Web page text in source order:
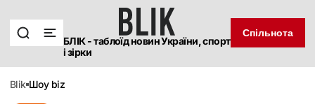
БЛІК - таблоїд новин України, спорт
і зірки
Спільнота
blik шоу biz